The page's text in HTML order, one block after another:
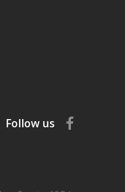
Follow us